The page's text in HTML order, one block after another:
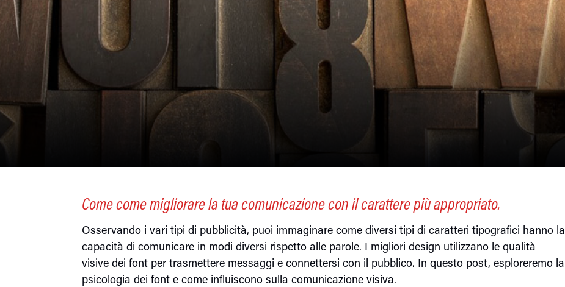
Come come migliorare la tua comunicazione con il carattere più appropriato.
Osservando i vari tipi di pubblicità, puoi immaginare come diversi tipi di caratteri tipografici hanno la
capacità di comunicare in modi diversi rispetto alle parole. I migliori design utilizzano le qualità
visive dei font per trasmettere messaggi e connettersi con il pubblico. In questo post, esploreremo la
psicologia dei font e come influiscono sulla comunicazione visiva.